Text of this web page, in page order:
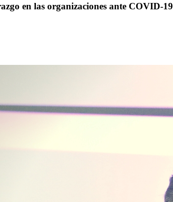
en las organizaciones ante COVID-19